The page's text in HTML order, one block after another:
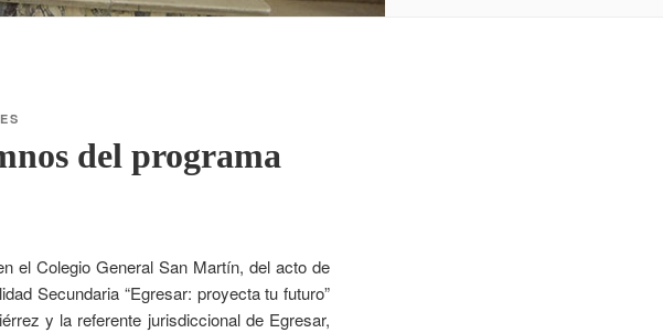
del programa
el Colegio General San Martín, del acto de
Secundaria “Egresar: proyecta tu futuro”
y la referente jurisdiccional de Egresar,